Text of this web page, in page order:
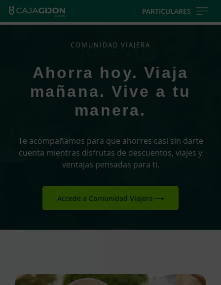
contentt
PARTICULARES
COMUNIDAD VIAJERA
Ahorra hoy. Viaja
mañana. Vive a tu
manera.
Te acompañamos para que ahorres casi sin darte
cuenta mientras disfrutas de descuentos, viajes y
ventajas pensadas para ti.
Accede a Comunidad Viajera